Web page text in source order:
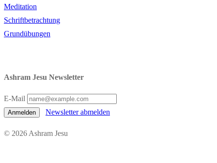
Meditation
Schriftbetrachtung
Grundübungen
Ashram Jesu Newsletter
E-Mail
Anmelden Newsletter abmelden
© 2026 Ashram Jesu